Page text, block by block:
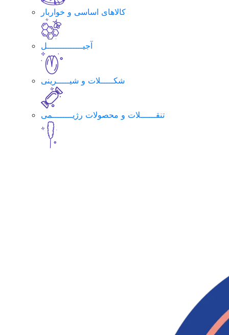
کالاهای اساسی و خواربار
آجیــــــــــــــل
شکـــــلات و شیـــــرینی
تنقــــــلات و محصولات رژیــــــــمی